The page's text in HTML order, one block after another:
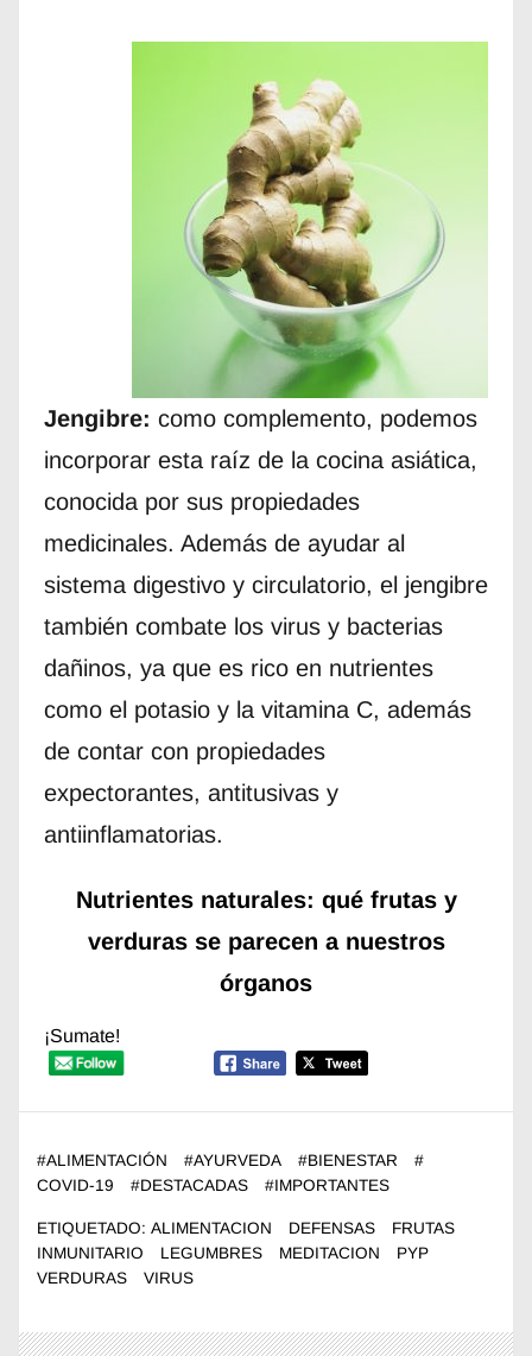
Jengibre: como complemento, podemos
incorporar esta raíz de la cocina asiática,
conocida por sus propiedades
medicinales. Además de ayudar al
sistema digestivo y circulatorio, el jengibre
también combate los virus y bacterias
dañinos, ya que es rico en nutrientes
como el potasio y la vitamina C, además
de contar con propiedades
expectorantes, antitusivas y
antiinflamatorias.
Nutrientes naturales: qué frutas y
verduras se parecen a nuestros
órganos
¡Sumate!
#ALIMENTACIÓN #AYURVEDA #BIENESTAR
#
COVID-19
#DESTACADAS #IMPORTANTES
ETIQUETADO: ALIMENTACION DEFENSAS
FRUTAS
INMUNITARIO
LEGUMBRES MEDITACION
PYP
VERDURAS
VIRUS